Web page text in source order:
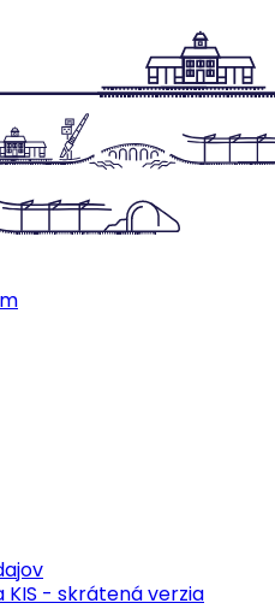
- skrátená verzia